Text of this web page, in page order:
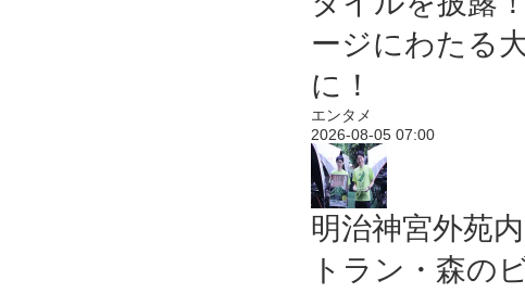
ージにわたる
に！
エンタメ
2026-08-05 07:00
明治神宮外苑
トラン・森の